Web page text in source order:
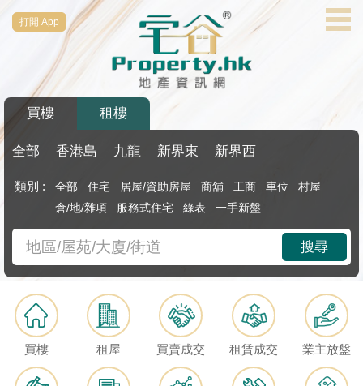
代
理
搵
樓/
交
業
主
盤
宅
谷
按
打開 App
買樓 租樓
全部 香港島 九龍 新界東 新界西
類別 : 全部 住宅 居屋/資助房屋 商舖 工商 車位
村屋
倉/地/雜項
服務式住宅 綠表 一手新盤
搜尋
買樓 租屋 買賣成交 租賃成交 業主放盤